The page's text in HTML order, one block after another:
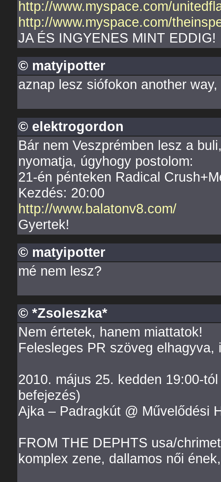
http://www.myspace.com/
http://www.myspace.com/
JA ÉS INGYENES MINT EDDIG!
© matyipotter
aznap lesz siófokon another
© elektrogordon
Bár nem Veszprémben lesz a
nyomatja, úgyhogy postolom:
21-én pénteken Radical
Kezdés: 20:00
http://www.balatonv8.com/
Gyertek!
© matyipotter
mé nem lesz?
© *Zsoleszka*
Nem értetek, hanem miattatok!
Felesleges PR szöveg elhagyva,
2010. május 25. kedden 19:00-
befejezés)
Ajka – Padragkút @ Művelődési
FROM THE DEPHTS usa/
komplex zene, dallamos női